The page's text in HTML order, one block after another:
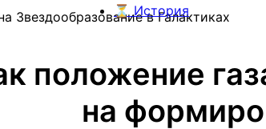
⏳ История
Звездообразование в Галактиках
положение
на